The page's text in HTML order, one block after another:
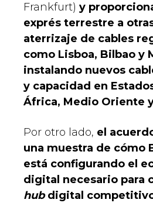
Frankfurt) y
exprés terrestre a
aterrizaje de cables
como Lisboa, Bilbao y
instalando nuevos
y capacidad en
África, Medio Oriente
Por otro lado, el
una muestra de cómo
está configurando el
digital necesario para
hubdigital